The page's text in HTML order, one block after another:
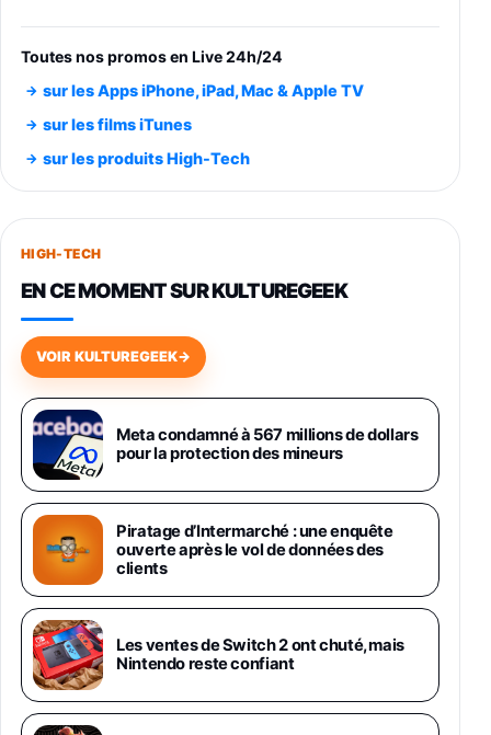
entraénement direct 3 vitesses (33-45-78
trs/min) avec pre-ampli intégré et port USB
Smartphone SAMSUNG Galaxy S26 Ultra
891,99€1199€Fnac (Vendeur Tiers)
Smartphone SAMSUNG Galaxy S26+ Violet
749,99€
648,63€834,71€
Samsung Galaxy Miracle Ultra, Smartphone
Android 5G avec Galaxy AI, 512 Go,
Chargeur Secteur Rapide 25W Inclus,
Smartphone déverrouillé, Noir, Version FR
1019€
Galaxy S26 Ultra 512 Go Bleu
1019€1399€Fnac (Vendeur Tiers)
Galaxy S26 Ultra 256 Go Violet
892€1199€Fnac (Vendeur Tiers)
Philips SHK2000BL - Casque Enfant - Bleu &
Répartiteur Audio 5 Casques, Blanc
Toutes nos promos en Live 24h/24
sur les Apps iPhone, iPad, Mac & Apple TV
sur les films iTunes
sur les produits High-Tech
HIGH-TECH
EN CE MOMENT SUR KULTUREGEEK
VOIR KULTUREGEEK→
Meta condamné à 567 millions de dollars
pour la protection des mineurs
Piratage d’Intermarché : une enquête
ouverte après le vol de données des
clients
Les ventes de Switch 2 ont chuté, mais
Nintendo reste confiant